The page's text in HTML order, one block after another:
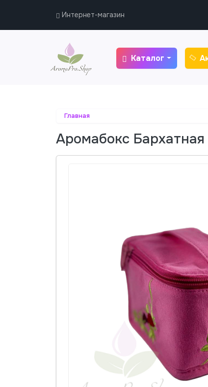
Интернет-магазин
Каталог
Главная
Аромабокс